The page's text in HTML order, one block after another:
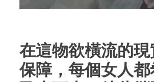
在這物欲橫流的
保障，每個女人